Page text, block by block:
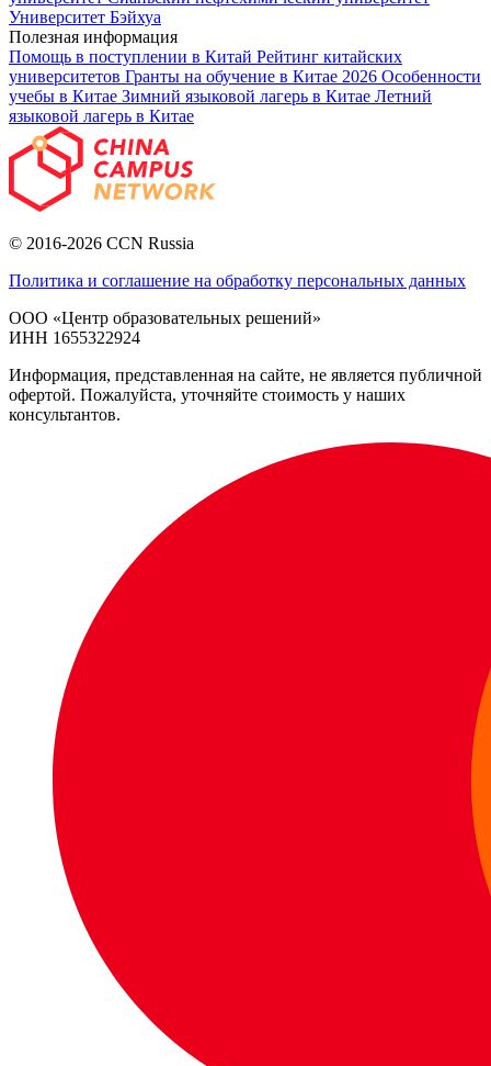
Университет Бэйхуа
Полезная информация
Помощь в поступлении в Китай Рейтинг китайских
университетов Гранты на обучение в Китае 2026 Особенности
учебы в Китае Зимний языковой лагерь в Китае Летний
языковой лагерь в Китае
© 2016-2026 CCN Russia
Политика и соглашение на обработку персональных данных
ООО «Центр образовательных решений»
ИНН 1655322924
Информация, представленная на сайте, не является публичной
офертой. Пожалуйста, уточняйте стоимость у наших
консультантов.